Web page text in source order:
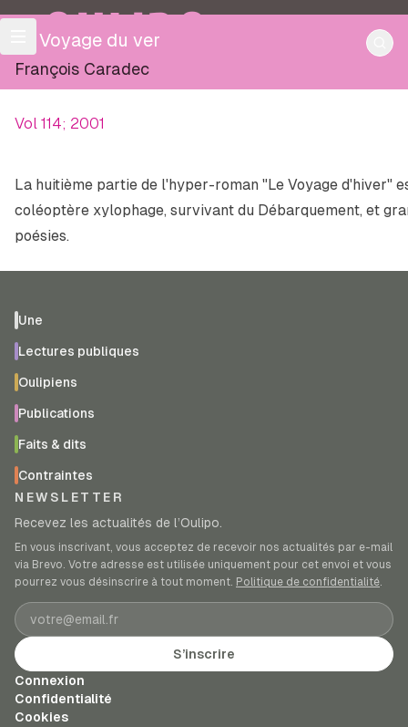
OULIPO
Le Voyage du ver
François Caradec
Vol 114; 2001
La huitième partie de l'hyper-roman "Le Voyage d'hiver"
coléoptère xylophage, survivant du Débarquement, et
poésies.
Une
Lectures publiques
Oulipiens
Publications
Faits & dits
Contraintes
NEWSLETTER
Recevez les actualités de l’Oulipo.
En vous inscrivant, vous acceptez de recevoir nos actualités par e-mail
via Brevo. Votre adresse est utilisée uniquement pour cet envoi et vous
pourrez vous désinscrire à tout moment. Politique de confidentialité.
Adresse e-mail
S’inscrire
Connexion
Confidentialité
Cookies